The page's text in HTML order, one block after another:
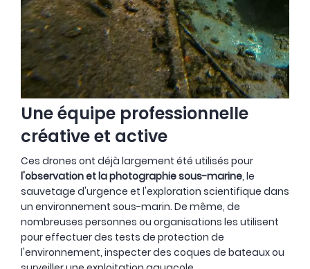
Une équipe professionnelle
créative et active
Ces drones ont déjà largement été utilisés pour
l'observation et la photographie sous-marine, le
sauvetage d'urgence et l'exploration scientifique dans
un environnement sous-marin. De même, de
nombreuses personnes ou organisations les utilisent
pour effectuer des tests de protection de
l'environnement, inspecter des coques de bateaux ou